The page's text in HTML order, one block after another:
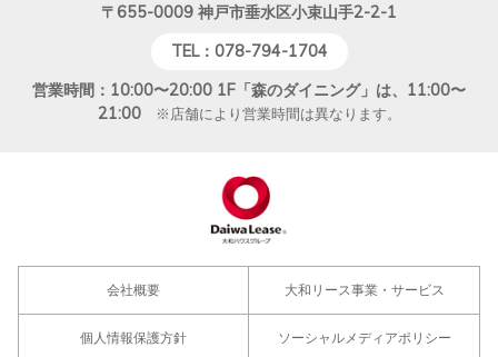
〒655-0009 神戸市垂水区小束山手2-2-1
TEL：078-794-1704
営業時間：10:00〜20:00 1F「森のダイニング」は、11:00〜
21:00※店舗により営業時間は異なります。
会社概要 大和リース事業・サービス
個人情報保護方針 ソーシャルメディアポリシー